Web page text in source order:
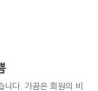
니다. 가끔은 회원의 비